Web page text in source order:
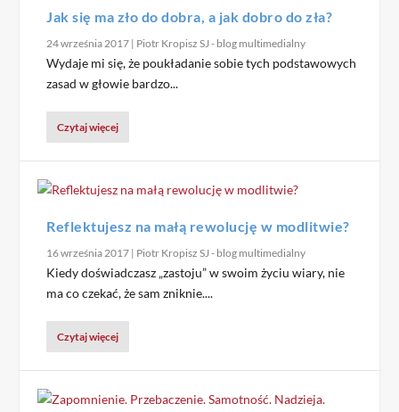
Jak się ma zło do dobra, a jak dobro do zła?
24 września 2017 | Piotr Kropisz SJ - blog multimedialny
Wydaje mi się, że poukładanie sobie tych podstawowych
zasad w głowie bardzo...
Czytaj więcej
Reflektujesz na małą rewolucję w modlitwie?
16 września 2017 | Piotr Kropisz SJ - blog multimedialny
Kiedy doświadczasz „zastoju” w swoim życiu wiary, nie
ma co czekać, że sam zniknie....
Czytaj więcej